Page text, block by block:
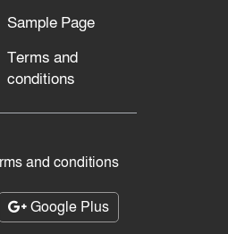
Sample Page
Terms and
conditions
and conditions
Google Plus